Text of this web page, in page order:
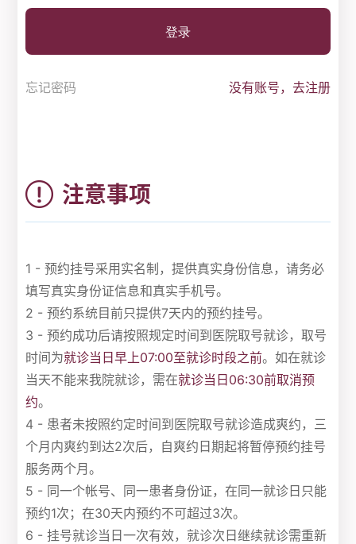
登录
忘记密码 没有账号，去注册
注意事项
1 - 预约挂号采用实名制，提供真实身份信息，请务必
填写真实身份证信息和真实手机号。
2 - 预约系统目前只提供7天内的预约挂号。
3 - 预约成功后请按照规定时间到医院取号就诊，取号
时间为就诊当日早上07:00至就诊时段之前。如在就诊
当天不能来我院就诊，需在就诊当日06:30前取消预
约。
4 - 患者未按照约定时间到医院取号就诊造成爽约，三
个月内爽约到达2次后，自爽约日期起将暂停预约挂号
服务两个月。
5 - 同一个帐号、同一患者身份证，在同一就诊日只能
预约1次；在30天内预约不可超过3次。
6 - 挂号就诊当日一次有效，就诊次日继续就诊需重新